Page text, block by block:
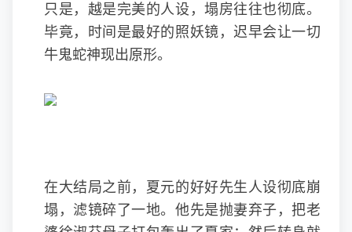
只是，越是完美的人设，塌房往往也彻底。
毕竟，时间是最好的照妖镜，迟早会让一切
牛鬼蛇神现出原形。
在大结局之前，夏元的好好先生人设彻底崩
塌，滤镜碎了一地。他先是抛妻弃子，把老